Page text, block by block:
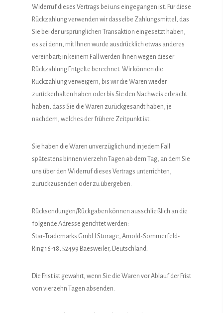
Widerruf dieses Vertrags bei uns eingegangen ist. Für diese
Rückzahlung verwenden wir dasselbe Zahlungsmittel, das
Sie bei der ursprünglichen Transaktion eingesetzt haben,
es sei denn, mit Ihnen wurde ausdrücklich etwas anderes
vereinbart; in keinem Fall werden Ihnen wegen dieser
Rückzahlung Entgelte berechnet. Wir können die
Rückzahlung verweigern, bis wir die Waren wieder
zurückerhalten haben oder bis Sie den Nachweis erbracht
haben, dass Sie die Waren zurückgesandt haben, je
nachdem, welches der frühere Zeitpunkt ist.
Sie haben die Waren unverzüglich und in jedem Fall
spätestens binnen vierzehn Tagen ab dem Tag, an dem Sie
uns über den Widerruf dieses Vertrags unterrichten,
zurückzusenden oder zu übergeben.
Rücksendungen/Rückgaben können ausschließlich an die
folgende Adresse gerichtet werden:
Star-Trademarks GmbH Storage, Arnold-Sommerfeld-
Ring 16-18, 52499 Baesweiler, Deutschland.
Die Frist ist gewahrt, wenn Sie die Waren vor Ablauf der Frist
von vierzehn Tagen absenden.